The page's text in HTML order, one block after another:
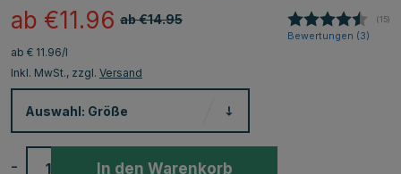
ab €14.95
ab €11.96 (15)
Bewertungen (3)
ab € 11.96/l
Inkl. MwSt., zzgl. Versand
Auswahl: Größe
- In den Warenkorb